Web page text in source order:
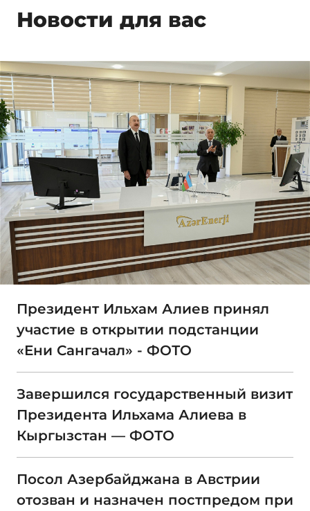
Новости для вас
Президент Ильхам Алиев принял
участие в открытии подстанции
«Ени Сангачал» - ФОТО
Завершился государственный визит
Президента Ильхама Алиева в
Кыргызстан — ФОТО
Посол Азербайджана в Австрии
отозван и назначен постпредом при